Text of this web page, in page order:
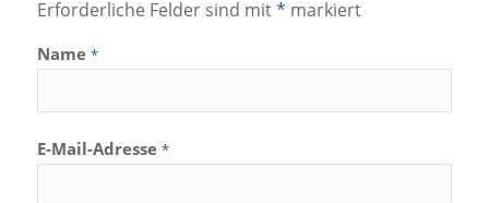
Erforderliche Felder sind mit* markiert
Name *
E-Mail-Adresse *